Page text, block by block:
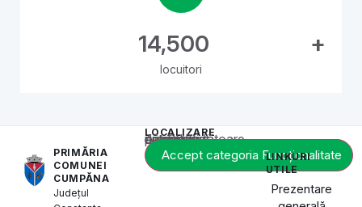
locuitori
14,500 +
PRIMĂRIA
COMUNEI
CUMPĂNA
Județul
LOCALIZARE
Acest conținut este blocat până când acceptați categoria corespunzătoare de cookie-uri.
Accept categoria Funcționalitate
LINKURI
UTILE
Prezentare